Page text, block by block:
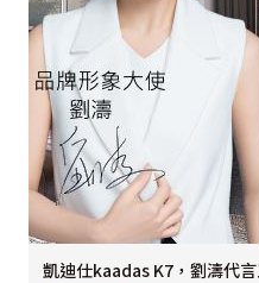
凱迪仕kaadas K7，劉濤代